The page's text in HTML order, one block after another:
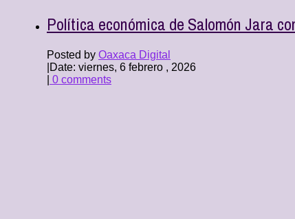
Política económica de Salomón Jara
Posted by Oaxaca Digital
Date: viernes, 6 febrero , 2026
0 comments